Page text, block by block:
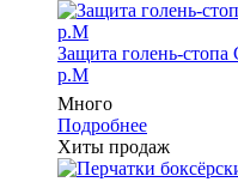
Защита голень-стопа
р.M
Много
Подробнее
Хиты продаж